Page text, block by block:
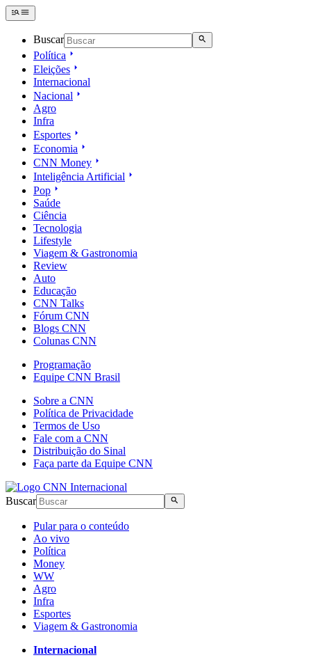
Buscar
Política
Eleições
Internacional
Nacional
Agro
Infra
Esportes
Economia
CNN Money
Inteligência Artificial
Pop
Saúde
Ciência
Tecnologia
Lifestyle
Viagem & Gastronomia
Review
Auto
Educação
CNN Talks
Fórum CNN
Blogs CNN
Colunas CNN
Programação
Equipe CNN Brasil
Sobre a CNN
Política de Privacidade
Termos de Uso
Fale com a CNN
Distribuição do Sinal
Faça parte da Equipe CNN
Buscar
Pular para o conteúdo
Ao vivo
Política
Money
WW
Agro
Infra
Esportes
Viagem & Gastronomia
Internacional